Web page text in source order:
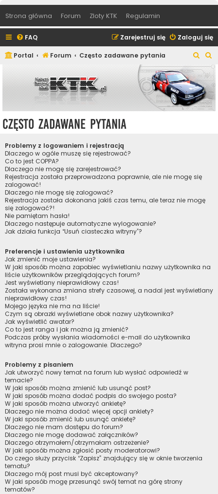
Strona główna Forum Zloty KTK Regulamin
FAQ Zaloguj się
Zarejestruj się
Portal Forum Często zadawane pytania
z
u
k
z
u
k
a
Często zadawane pytania
Problemy z logowaniem i rejestracją
Dlaczego w ogóle muszę się rejestrować?
Co to jest COPPA?
Dlaczego nie mogę się zarejestrować?
Rejestracja została przeprowadzona poprawnie, ale nie mogę się
zalogować!
Dlaczego nie mogę się zalogować?
Rejestracja została dokonana jakiś czas temu, ale teraz nie mogę
się zalogować?!
Nie pamiętam hasła!
Dlaczego następuje automatyczne wylogowanie?
Jak działa funkcja “Usuń ciasteczka witryny”?
Preferencje i ustawienia użytkownika
Jak zmienić moje ustawienia?
W jaki sposób można zapobiec wyświetlaniu nazwy użytkownika na
liście użytkowników przeglądających forum?
Jest wyświetlany nieprawidłowy czas!
Została wykonana zmiana strefy czasowej, a nadal jest wyświetlany
nieprawidłowy czas!
Mojego języka nie ma na liście!
Czym są obrazki wyświetlane obok nazwy użytkownika?
Jak wyświetlić awatar?
Co to jest ranga i jak można ją zmienić?
Podczas próby wysłania wiadomości e-mail do użytkownika
witryna prosi mnie o zalogowanie. Dlaczego?
Problemy z pisaniem
Jak utworzyć nowy temat na forum lub wysłać odpowiedź w
temacie?
W jaki sposób można zmienić lub usunąć post?
W jaki sposób można dodać podpis do swojego posta?
W jaki sposób można utworzyć ankietę?
Dlaczego nie można dodać więcej opcji ankiety?
W jaki sposób zmienić lub usunąć ankietę?
Dlaczego nie mam dostępu do forum?
Dlaczego nie mogę dodawać załączników?
Dlaczego otrzymałem/otrzymałam ostrzeżenie?
W jaki sposób można zgłosić posty moderatorowi?
Do czego służy przycisk “Zapisz” znajdujący się w oknie tworzenia
tematu?
Dlaczego mój post musi być akceptowany?
W jaki sposób mogę przesunąć swój temat na górę strony
tematów?